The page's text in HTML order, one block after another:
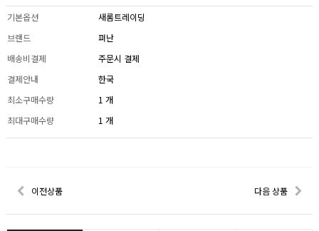
기본옵션
새롬트레이딩
브랜드
펴난
배송비결제
주문시 결제
결제안내
한국
최소구매수량
1 개
최대구매수량
1 개
이전상품 다음 상품